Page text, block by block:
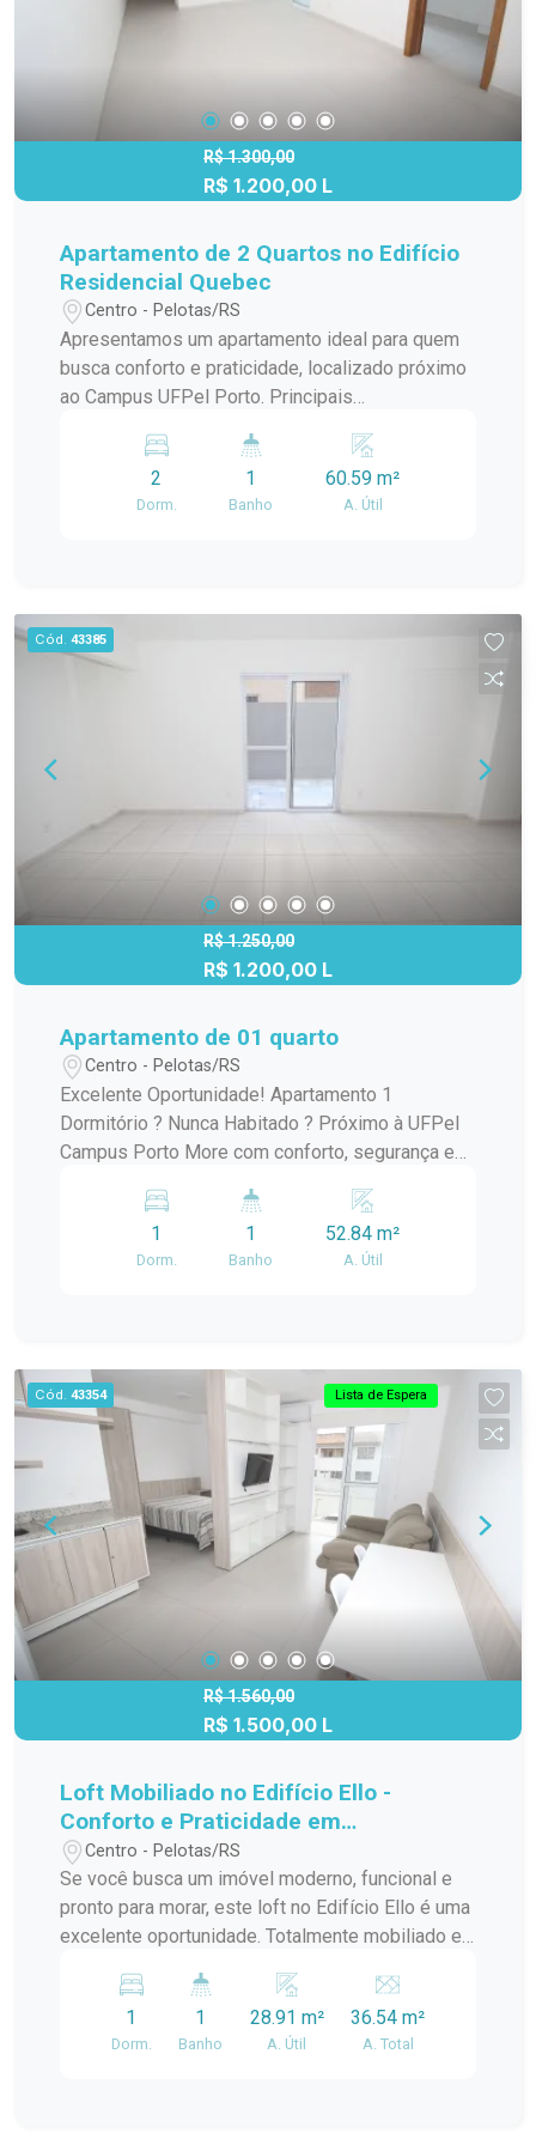
câmeras, bombas d`água, portaria e elevador. *
Observação: Vaga de garagem opcional com
valor adicional de R$250,00. Este apartamento é
perfeito para quem valoriza uma localização
estratégica e comodidades completas. Agende
uma visita e descubra o seu novo lar no Edifício
Residencial Quebec, onde conforto e praticidade
R$ 1.300,00
R$ 1.200,00 L
Apartamento de 2 Quartos no Edifício
Residencial Quebec
Centro - Pelotas/RS
Apresentamos um apartamento ideal para quem
busca conforto e praticidade, localizado próximo
ao Campus UFPel Porto. Principais
Iluminada: Com piso frio, proporcionando um
ambiente espaçoso e arejado. - Dois Quartos
Amplos e Iluminados: Ambos com piso frio,
Serviço Separada: Prática e funcional, garantindo
organização no seu dia a dia. - Banheiro com Box
de Vidro: Oferecendo praticidade e conforto. -
câmeras, bombas d`água, portaria e elevador. *
Observação: Vaga de garagem opcional com
estratégica e comodidades completas. Agende
uma visita e descubra o seu novo lar no Edifício
Residencial Quebec, onde conforto e praticidade
2
Dorm.
1
Banho
60.59 m²
A. Útil
Cód. 43385
R$ 1.250,00
R$ 1.200,00 L
Apartamento de 01 quarto
Centro - Pelotas/RS
Excelente Oportunidade! Apartamento 1
Dormitório ? Nunca Habitado ? Próximo à UFPel
Campus Porto More com conforto, segurança e
localizado em condomínio moderno e recém-
entregue, a poucos minutos do Campus Porto da
pronto para você ser o primeiro a chamar de lar. O
valor do condomínio já inclui: IPTU Seguro contra
incêndio Monitoramento por câmeras Sistema de
bombas d?água Portaria Elevador Vaga de
garagem opcional disponível por R$ 250,00
mensais. Garanta agora mesmo um imóvel com
excelente localização, perfeito para quem
valoriza tranquilidade e mobilidade urbana.
Agende sua visita e conheça seu novo espaço!
1
Dorm.
1
Banho
52.84 m²
A. Útil
Lista de Espera
Cód. 43354
R$ 1.560,00
R$ 1.500,00 L
Loft Mobiliado no Edifício Ello -
Conforto e Praticidade em
Localização Estratégica
Centro - Pelotas/RS
Se você busca um imóvel moderno, funcional e
pronto para morar, este loft no Edifício Ello é uma
excelente oportunidade. Totalmente mobiliado e
conforto e praticidade para o dia a dia. Destaques
do imóvel Cozinha equipada: conta com balcão
de pia, armários, geladeira, mesa e cadeiras,
1
Dorm.
1
Banho
28.91 m²
A. Útil
36.54 m²
A. Total